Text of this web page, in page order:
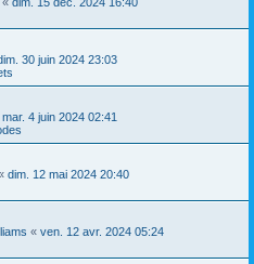
30 juin 2024 23:03
mar. 4 juin 2024 02:41
dim. 12 mai 2024 20:40
« ven. 12 avr. 2024 05:24